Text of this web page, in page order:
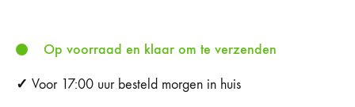
Op voorraad en klaar om te verzenden
✓ Voor 17:00 uur besteld morgen in huis